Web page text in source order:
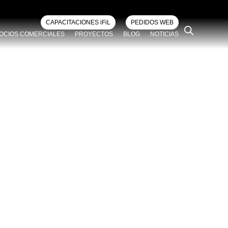
CAPACITACIONES iFiL
PEDIDOS WEB
COMERCIALES PROYECTOS BLOG NOTICIAS